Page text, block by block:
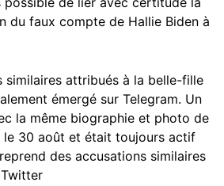
du faux compte de Hallie Biden à
similaires attribués à la belle-fille
émergé sur Telegram. Un
la même biographie et photo de
le 30 août et était toujours actif
des accusations similaires